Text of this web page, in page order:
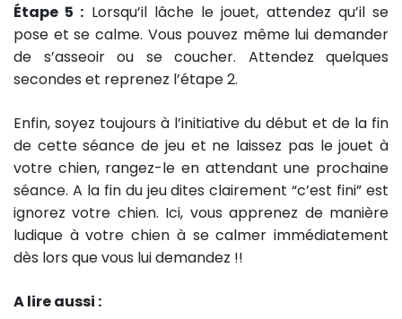
Étape 5 : Lorsqu’il lâche le jouet, attendez qu’il se
pose et se calme. Vous pouvez même lui demander
de s’asseoir ou se coucher. Attendez quelques
secondes et reprenez l’étape 2.
Enfin, soyez toujours à l’initiative du début et de la fin
de cette séance de jeu et ne laissez pas le jouet à
votre chien, rangez-le en attendant une prochaine
séance. A la fin du jeu dites clairement “c’est fini” est
ignorez votre chien. Ici, vous apprenez de manière
ludique à votre chien à se calmer immédiatement
dès lors que vous lui demandez !!
A lire aussi :